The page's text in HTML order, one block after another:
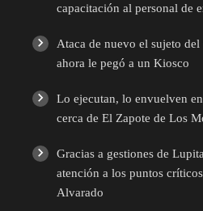
capacitación al personal de
Ataca de nuevo el sujeto
ahora le pegó a un Kiosco
Lo ejecutan, lo envuelven
cerca de El Zapote de Los
Gracias a gestiones de
atención a los puntos
Alvarado